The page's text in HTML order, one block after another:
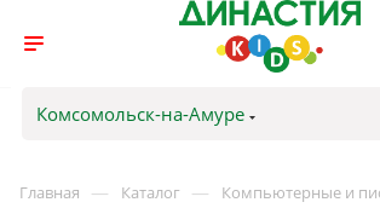
Комсомольск-на-Амуре
Главная — Каталог — Компьютерные и